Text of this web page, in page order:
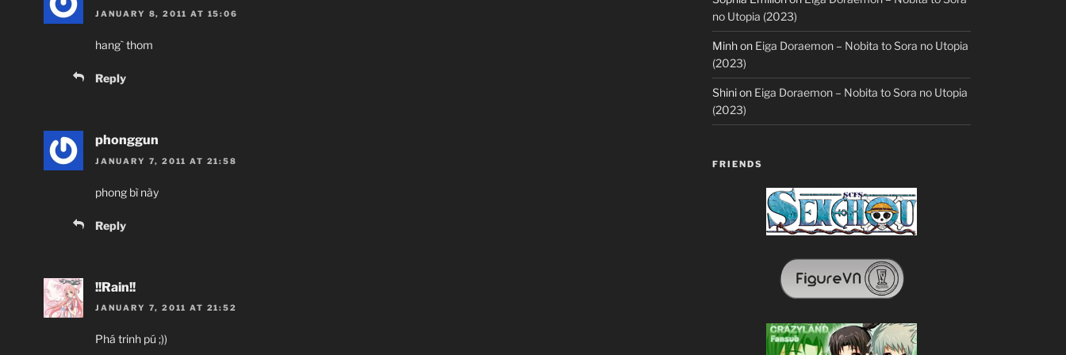
JANUARY 8, 2011 AT 15:06
hang` thom
Reply
phonggun
JANUARY 7, 2011 AT 21:58
phong bì này
Reply
!!Rain!!
JANUARY 7, 2011 AT 21:52
Phá trinh pú ;))
no Utopia (2023)
Minhon Eiga Doraemon – Nobita to Sora no Utopia
(2023)
Shinion Eiga Doraemon – Nobita to Sora no Utopia
(2023)
FRIENDS